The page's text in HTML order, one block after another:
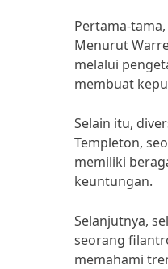
Pertama-
Menurut
melalui
membuat
Selain itu,
Templeton,
memiliki
keuntungan.
Selanjutnya,
seorang
memahami